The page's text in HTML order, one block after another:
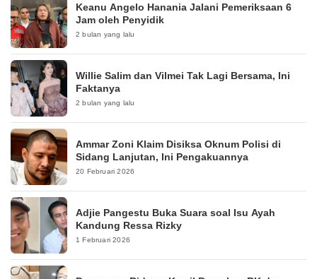
Keanu Angelo Hanania Jalani Pemeriksaan 6
Jam oleh Penyidik
2 bulan yang lalu
Willie Salim dan Vilmei Tak Lagi Bersama, Ini
Faktanya
2 bulan yang lalu
Ammar Zoni Klaim Disiksa Oknum Polisi di
Sidang Lanjutan, Ini Pengakuannya
20 Februari 2026
Adjie Pangestu Buka Suara soal Isu Ayah
Kandung Ressa Rizky
1 Februari 2026